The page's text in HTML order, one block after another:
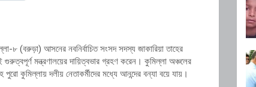
৮ (বরুড়া) আসনের নবনির্বাচিত সংসদ সদস্য জাকারিয়া তাহের
মন্ত্রণালয়ের দায়িত্বভার গ্রহণ করেন। কুমিল্লা অঞ্চলের
কুমিল্লায় দলীয় নেতাকর্মীদের মধ্যে আনন্দের বন্যা বয়ে যায়।